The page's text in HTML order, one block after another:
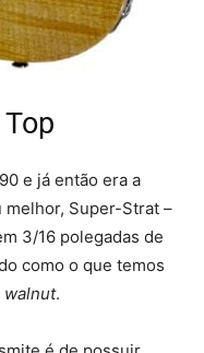
e já então era a
Super-Strat –
3/16 polegadas de
como o que temos
walnut.